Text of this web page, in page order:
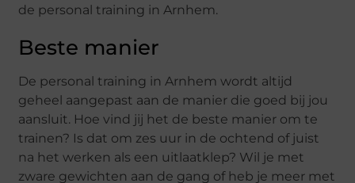
de personal training in Arnhem.
Beste manier
De personal training in Arnhem wordt altijd
geheel aangepast aan de manier die goed bij jou
aansluit. Hoe vind jij het de beste manier om te
trainen? Is dat om zes uur in de ochtend of juist
na het werken als een uitlaatklep? Wil je met
zware gewichten aan de gang of heb je meer met